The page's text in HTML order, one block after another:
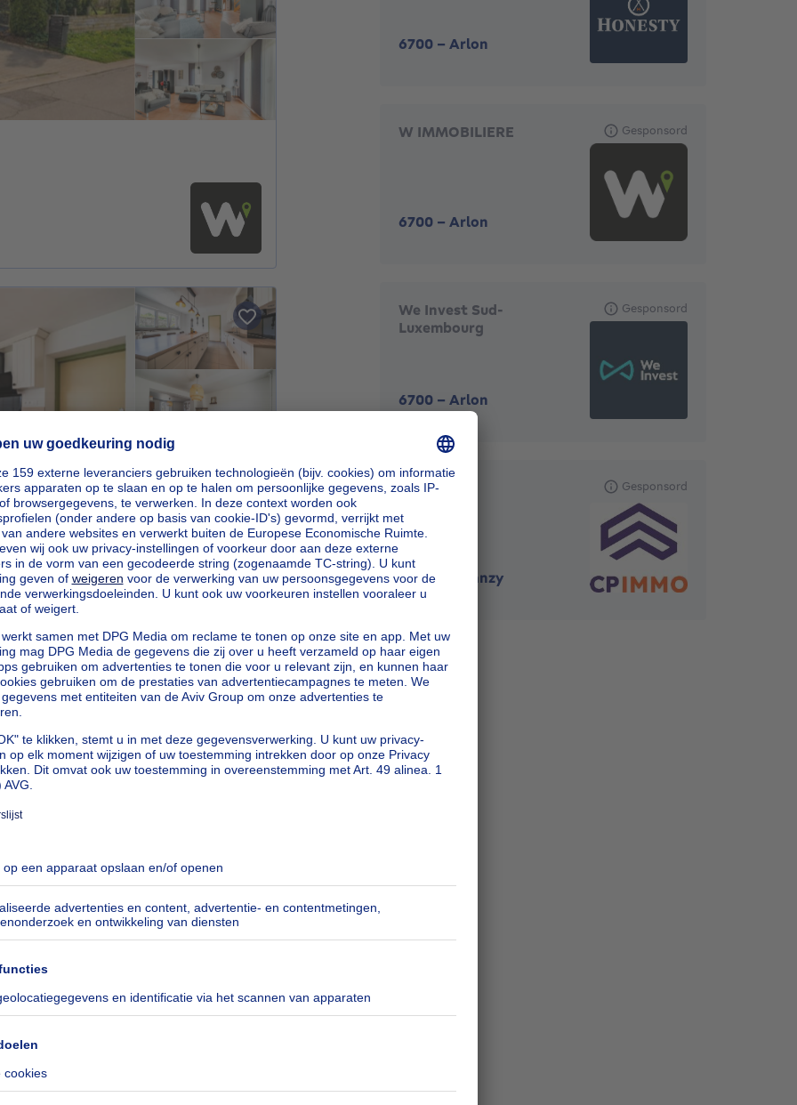
6700 - Arlon
W IMMOBILIERE
6700 - Arlon
Gesponsord
We Invest Sud-
Luxembourg
6700 - Arlon
Gesponsord
CP IMMO
6792 Halanzy
Gesponsord